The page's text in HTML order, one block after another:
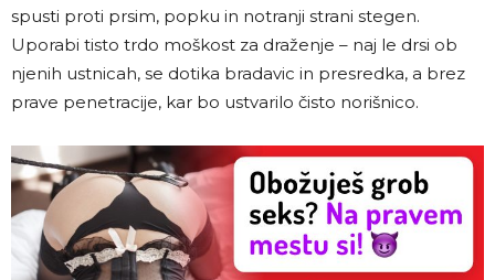
spusti proti prsim, popku in notranji strani stegen.
Uporabi tisto trdo moškost za draženje – naj le drsi ob
njenih ustnicah, se dotika bradavic in presredka, a brez
prave penetracije, kar bo ustvarilo čisto norišnico.